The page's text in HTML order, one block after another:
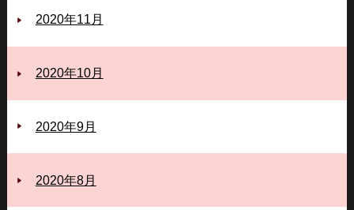
2020年11月
2020年10月
2020年9月
2020年8月